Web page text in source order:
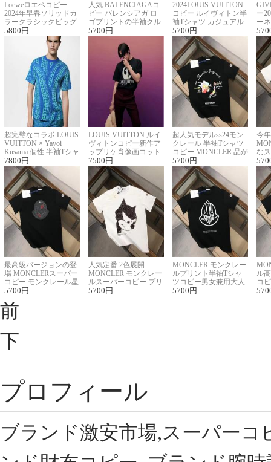
Loeweロエベコピー
2024年早春ソリッドカ
ラークラシックビッグ
ロゴ刺繍Tシャツ
5800 円
人気 BALENCIAGAコ
ピー バレンシアガ ロ
ゴプリントの半袖クル
ーネックTシャツ
5700 円
2024LOUIS VUITTON
コピー ルイヴィトン半
袖Tシャツ カジュアル
に馴染む 2色展開
5700 円
ー
ー
ー
超完璧なコラボ LOUIS
VUITTON × Yayoi
Kusama 個性 半袖Tシャ
ツコピー男女兼用
7800 円
LOUIS VUITTON ルイ
ヴィトンコピー新作ア
ップリケ肖像画コット
ンニット半袖Tシャツ
7500 円
超人気モデルss24モン
クレール 半袖Tシャツ
コピー MONCLER 品が
良く見た目
5700 円
今
な
ル
最高級バージョンの登
場 MONCLERスーパー
コピー モンクレール星
座半袖Tシャツ
5700 円
人気定番 2色展開
MONCLER モンクレー
ルスーパーコピー プリ
ント半袖Tシャツ
5700 円
MONCLER モンクレー
ルプリント半袖Tシャ
ツコピー男女兼用大人
可愛い春夏コーデ
5700 円
ル
コ
ィ
前
下
プロフィール
ブランド激安市場,スーパー